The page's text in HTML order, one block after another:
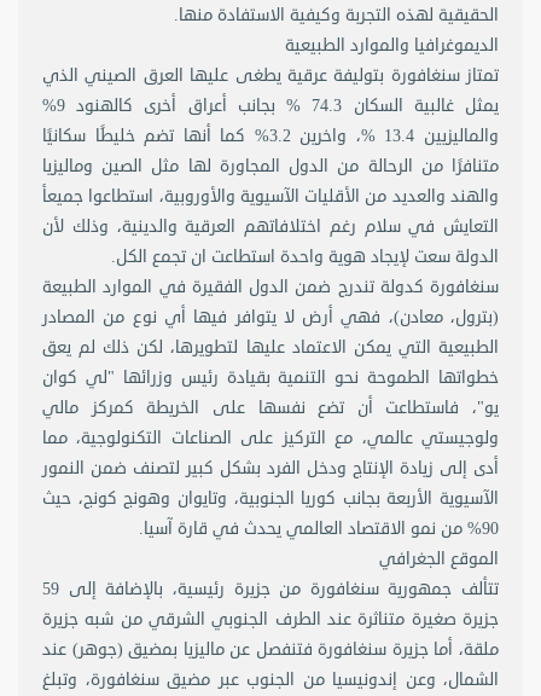
الحقيقية لهذه التجربة وكيفية الاستفادة منها.
الديموغرافيا والموارد الطبيعية
تمتاز سنغافورة بتوليفة عرقية يطغى عليها العرق الصيني الذي
يمثل غالبية السكان 74.3 % بجانب أعراق أخرى كالهنود 9%
والماليزيين 13.4 %، واخرين 3.2% كما أنها تضم خليطًا سكانيًا
متنافرًا من الرحالة من الدول المجاورة لها مثل الصين وماليزيا
والهند والعديد من الأقليات الآسيوية والأوروبية، استطاعوا جميعأ
التعايش في سلام رغم اختلافاتهم العرقية والدينية، وذلك لأن
الدولة سعت لإيجاد هوية واحدة استطاعت ان تجمع الكل.
سنغافورة كدولة تندرج ضمن الدول الفقيرة في الموارد الطبيعة
(بترول، معادن)، فهي أرض لا يتوافر فيها أي نوع من المصادر
الطبيعية التي يمكن الاعتماد عليها لتطويرها، لكن ذلك لم يعق
خطواتها الطموحة نحو التنمية بقيادة رئيس وزرائها "لي كوان
يو"، فاستطاعت أن تضع نفسها على الخريطة كمركز مالي
ولوجيستي عالمي، مع التركيز على الصناعات التكنولوجية، مما
أدى إلى زيادة الإنتاج ودخل الفرد بشكل كبير لتصنف ضمن النمور
الآسيوية الأربعة بجانب كوريا الجنوبية، وتايوان وهونج كونج، حيث
90% من نمو الاقتصاد العالمي يحدث في قارة آسيا.
الموقع الجغرافي
تتألف جمهورية سنغافورة من جزيرة رئيسية، بالإضافة إلى 59
جزيرة صغيرة متناثرة عند الطرف الجنوبي الشرقي من شبه جزيرة
ملقة، أما جزيرة سنغافورة فتنفصل عن ماليزيا بمضيق (جوهر) عند
الشمال، وعن إندونيسيا من الجنوب عبر مضيق سنغافورة، وتبلغ